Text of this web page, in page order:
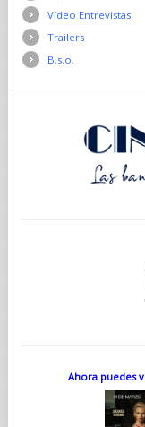
Vídeo Entrevistas
Trailers
B.s.o.
Ahora puedes